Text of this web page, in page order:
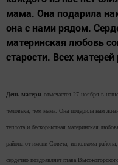
мама. Она подарила
она с нами рядом.
материнская любовь
старости. Всех
День матери отмечается 27 ноября в
человека, чем мама. Она подарила нам
теплота и бескорыстная материнская
района от имени Совета, исполкома
сердечно поздравляет глава